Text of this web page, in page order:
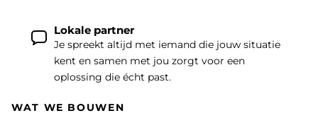
Lokale partner
Je spreekt altijd met iemand die jouw situatie
kent en samen met jou zorgt voor een
oplossing die écht past.
WAT WE BOUWEN